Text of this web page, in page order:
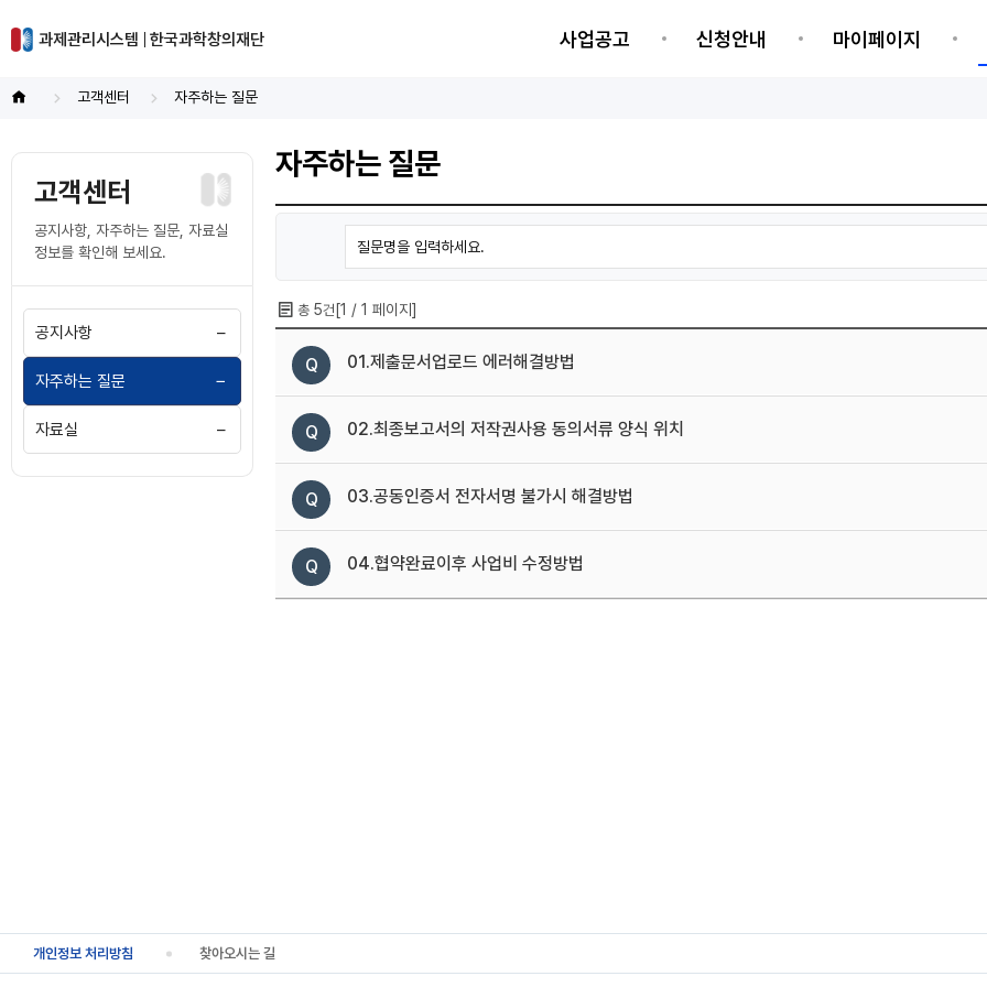
과제관리시스템
한국과학창의재단 사업공고 신청안내 마이페이지
홈
고객센터 자주하는 질문
고객센터
공지사항, 자주하는 질문, 자료실
정보를 확인해 보세요.
공지사항
자주하는 질문
자료실
자주하는 질문
총 5건 [1 / 1 페이지]
상
텐
01.제출문서업로드 에러해결방법
02.최종보고서의 저작권사용 동의서류 양식 위치
03.공동인증서 전자서명 불가시 해결방법
04.협약완료이후 사업비 수정방법
개인정보 처리방침 찾아오시는 길